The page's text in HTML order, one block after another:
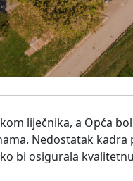
liječnika, a Opća
Nedostatak kadra
bi osigurala